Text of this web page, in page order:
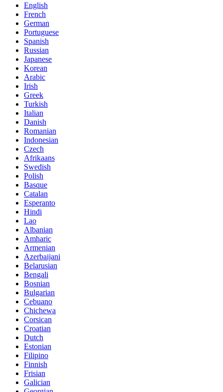
English
French
German
Portuguese
Spanish
Russian
Japanese
Korean
Arabic
Irish
Greek
Turkish
Italian
Danish
Romanian
Indonesian
Czech
Afrikaans
Swedish
Polish
Basque
Catalan
Esperanto
Hindi
Lao
Albanian
Amharic
Armenian
Azerbaijani
Belarusian
Bengali
Bosnian
Bulgarian
Cebuano
Chichewa
Corsican
Croatian
Dutch
Estonian
Filipino
Finnish
Frisian
Galician